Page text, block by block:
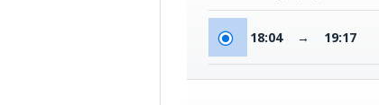
18:04 → 19:17